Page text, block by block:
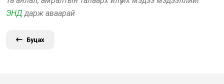
ЭНД дарж аваарай
Буцах